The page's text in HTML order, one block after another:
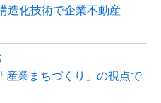
造化技術で企業不動産
産業まちづくり」の視点で